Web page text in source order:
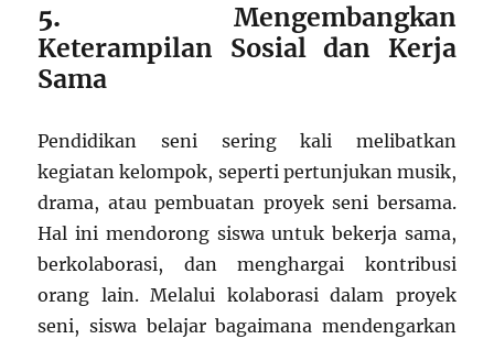
5. Mengembangkan
Keterampilan Sosial dan Kerja
Sama
Pendidikan seni sering kali melibatkan
kegiatan kelompok, seperti pertunjukan musik,
drama, atau pembuatan proyek seni bersama.
Hal ini mendorong siswa untuk bekerja sama,
berkolaborasi, dan menghargai kontribusi
orang lain. Melalui kolaborasi dalam proyek
seni, siswa belajar bagaimana mendengarkan